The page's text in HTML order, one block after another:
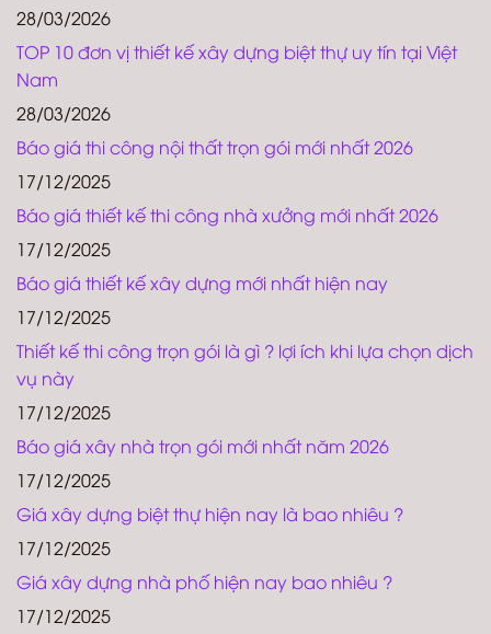
28/03/2026
TOP 10 đơn vị thiết kế xây dựng biệt thự uy tín tại Việt
Nam
28/03/2026
Báo giá thi công nội thất trọn gói mới nhất 2026
17/12/2025
Báo giá thiết kế thi công nhà xưởng mới nhất 2026
17/12/2025
Báo giá thiết kế xây dựng mới nhất hiện nay
17/12/2025
Thiết kế thi công trọn gói là gì ? lợi ích khi lựa chọn dịch
vụ này
17/12/2025
Báo giá xây nhà trọn gói mới nhất năm 2026
17/12/2025
Giá xây dựng biệt thự hiện nay là bao nhiêu ?
17/12/2025
Giá xây dựng nhà phố hiện nay bao nhiêu ?
17/12/2025